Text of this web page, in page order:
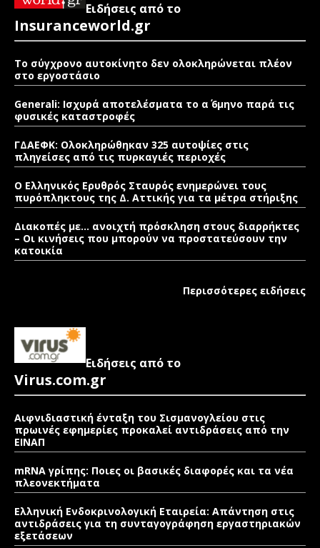
Ειδήσεις από το
Insuranceworld.gr
Το σύγχρονο αυτοκίνητο δεν ολοκληρώνεται πλέον
στο εργοστάσιο
Generali: Ισχυρά αποτελέσματα το α΄ 6μηνο παρά τις
φυσικές καταστροφές
ΓΔΑΕΦΚ: Ολοκληρώθηκαν 325 αυτοψίες στις
πληγείσες από τις πυρκαγιές περιοχές
Ο Ελληνικός Ερυθρός Σταυρός ενημερώνει τους
πυρόπληκτους της Δ. Αττικής για τα μέτρα στήριξης
Διακοπές με… ανοιχτή πρόσκληση στους διαρρήκτες
– Οι κινήσεις που μπορούν να προστατεύσουν την
κατοικία
Περισσότερες ειδήσεις
Ειδήσεις από το
Virus.com.gr
Αιφνιδιαστική ένταξη του Σισμανογλείου στις
πρωινές εφημερίες προκαλεί αντιδράσεις από την
ΕΙΝΑΠ
mRNA γρίπης: Ποιες οι βασικές διαφορές και τα νέα
πλεονεκτήματα
Ελληνική Ενδοκρινολογική Εταιρεία: Απάντηση στις
αντιδράσεις για τη συνταγογράφηση εργαστηριακών
εξετάσεων